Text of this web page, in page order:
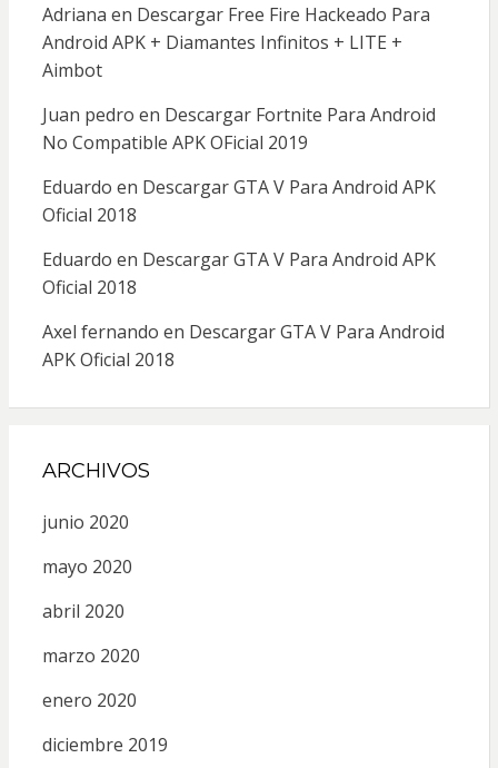
Adriana en Descargar Free Fire Hackeado Para
Android APK + Diamantes Infinitos + LITE +
Aimbot
Juan pedro en Descargar Fortnite Para Android
No Compatible APK OFicial 2019
Eduardo en Descargar GTA V Para Android APK
Oficial 2018
Eduardo en Descargar GTA V Para Android APK
Oficial 2018
Axel fernando en Descargar GTA V Para Android
APK Oficial 2018
ARCHIVOS
junio 2020
mayo 2020
abril 2020
marzo 2020
enero 2020
diciembre 2019